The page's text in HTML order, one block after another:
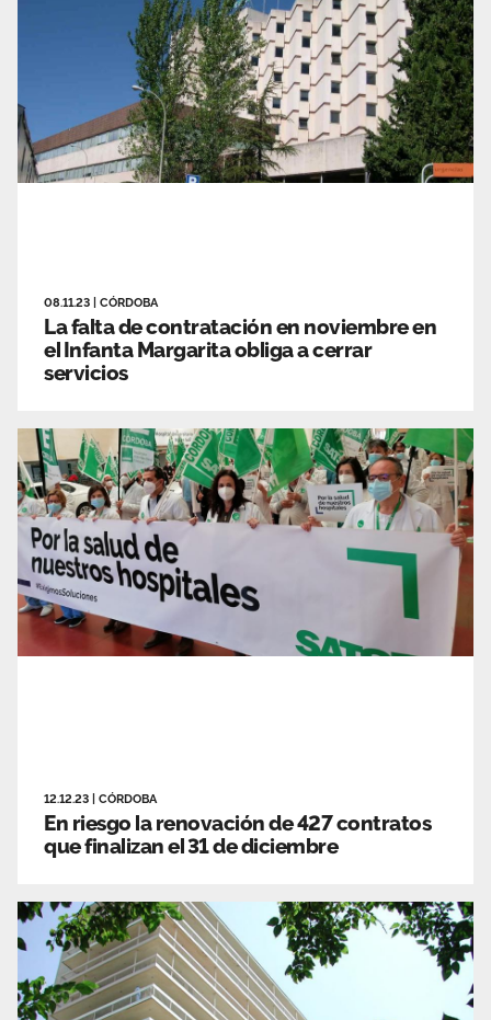
08.11.23 CÓRDOBA
La falta de contratación en noviembre en
el Infanta Margarita obliga a cerrar
servicios
12.12.23 CÓRDOBA
En riesgo la renovación de 427 contratos
que finalizan el 31 de diciembre